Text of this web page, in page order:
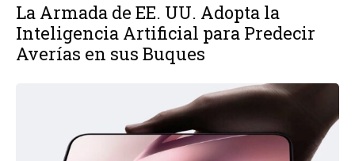
La Armada de EE. UU. Adopta la
Inteligencia Artificial para Predecir
Averías en sus Buques